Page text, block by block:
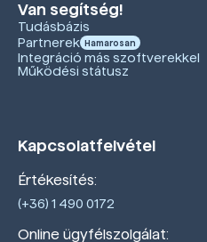
Van segítség!
Tudásbázis
Partnerek Hamarosan
Integráció más szoftverekkel
Működési státusz
Kapcsolatfelvétel
Értékesítés:
(+36) 1 490 0172
Online ügyfélszolgálat: